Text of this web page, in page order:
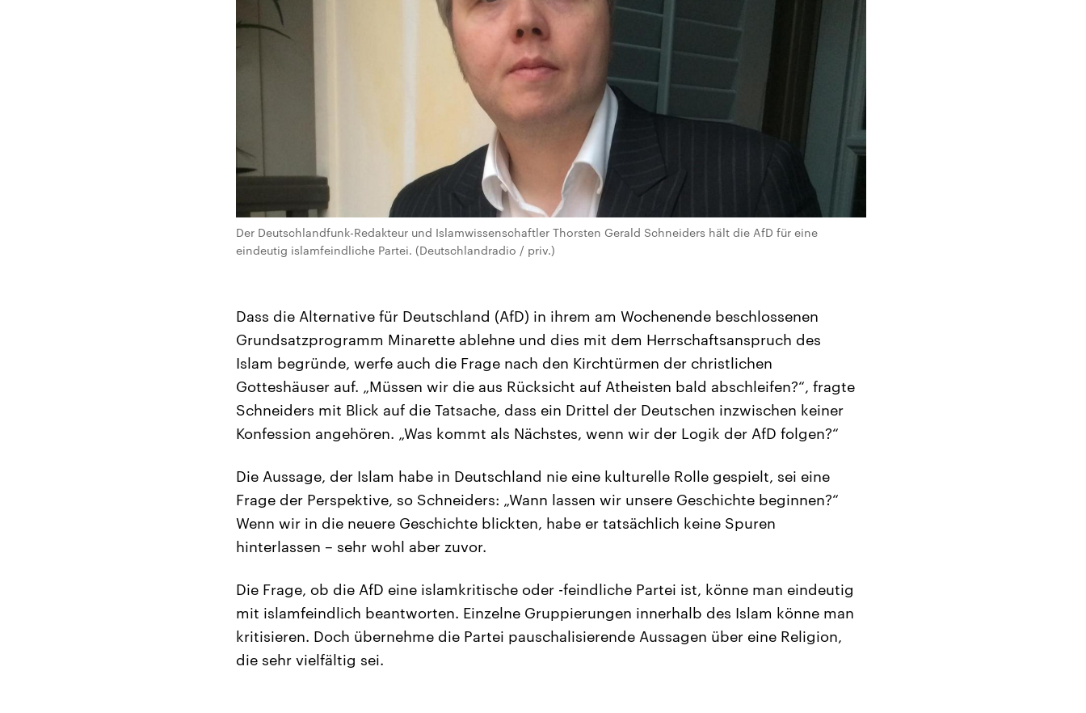
Der Deutschlandfunk-Redakteur und Islamwissenschaftler Thorsten Gerald Schneiders hält die AfD für eine
eindeutig islamfeindliche Partei. (Deutschlandradio / priv.)
Dass die Alternative für Deutschland (AfD) in ihrem am Wochenende beschlossenen
Grundsatzprogramm Minarette ablehne und dies mit dem Herrschaftsanspruch des
Islam begründe, werfe auch die Frage nach den Kirchtürmen der christlichen
Gotteshäuser auf. „Müssen wir die aus Rücksicht auf Atheisten bald abschleifen?“, fragte
Schneiders mit Blick auf die Tatsache, dass ein Drittel der Deutschen inzwischen keiner
Konfession angehören. „Was kommt als Nächstes, wenn wir der Logik der AfD folgen?“
Die Aussage, der Islam habe in Deutschland nie eine kulturelle Rolle gespielt, sei eine
Frage der Perspektive, so Schneiders: „Wann lassen wir unsere Geschichte beginnen?“
Wenn wir in die neuere Geschichte blickten, habe er tatsächlich keine Spuren
hinterlassen – sehr wohl aber zuvor.
Die Frage, ob die AfD eine islamkritische oder -feindliche Partei ist, könne man eindeutig
mit islamfeindlich beantworten. Einzelne Gruppierungen innerhalb des Islam könne man
kritisieren. Doch übernehme die Partei pauschalisierende Aussagen über eine Religion,
die sehr vielfältig sei.